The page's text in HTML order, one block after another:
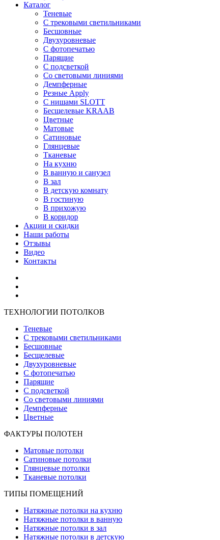
Каталог
Теневые
С трековыми светильниками
Бесшовные
Двухуровневые
С фотопечатью
Парящие
С подсветкой
Со световыми линиями
Демпферные
Резные Apply
С нишами SLOTT
Бесщелевые KRAAB
Цветные
Матовые
Сатиновые
Глянцевые
Тканевые
На кухню
В ванную и санузел
В зал
В детскую комнату
В гостиную
В прихожую
В коридор
Акции и скидки
Наши работы
Отзывы
Видео
Контакты
ТЕХНОЛОГИИ ПОТОЛКОВ
Теневые
С трековыми светильниками
Бесшовные
Бесщелевые
Двухуровневые
С фотопечатью
Парящие
С подсветкой
Со световыми линиями
Демпферные
Цветные
ФАКТУРЫ ПОЛОТЕН
Матовые потолки
Сатиновые потолки
Глянцевые потолки
Тканевые потолки
ТИПЫ ПОМЕЩЕНИЙ
Натяжные потолки на кухню
Натяжные потолки в ванную
Натяжные потолки в зал
Натяжные потолки в детскую